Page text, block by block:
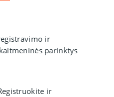
ir
parinktys
ir